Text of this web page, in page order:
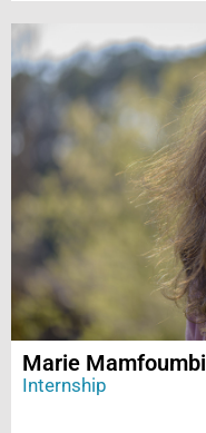
Marie Mamfoumbi
Internship